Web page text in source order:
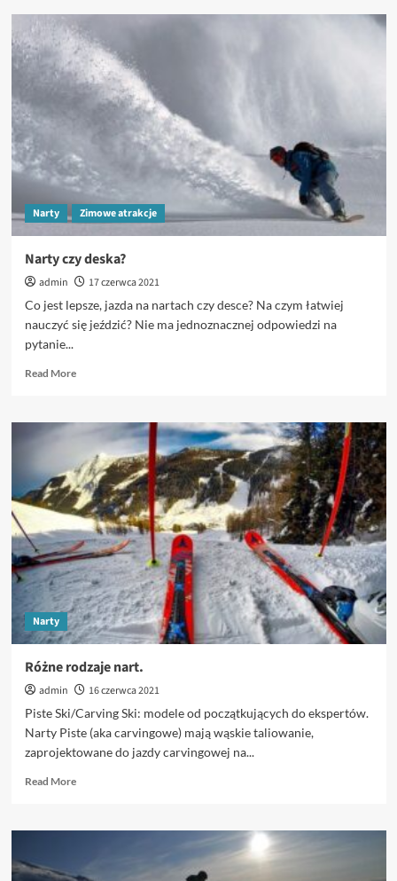
Aktywności
na
świeżym
powietrzy,
które
można
wykonywać
Narty Zimowe atrakcje
Narty czy deska?
admin
17 czerwca 2021
Co jest lepsze, jazda na nartach czy desce? Na czym łatwiej
nauczyć się jeździć? Nie ma jednoznacznej odpowiedzi na
pytanie...
Read MoreRead
Narty
deska?
Narty
Różne rodzaje nart.
admin
16 czerwca 2021
Piste Ski/Carving Ski: modele od początkujących do ekspertów.
Narty Piste (aka carvingowe) mają wąskie taliowanie,
zaprojektowane do jazdy carvingowej na...
Read MoreRead
Różne